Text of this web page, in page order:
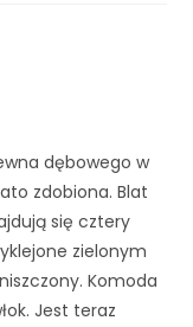
dębowego w
zdobiona. Blat
się cztery
zielonym
Komoda
Jest teraz